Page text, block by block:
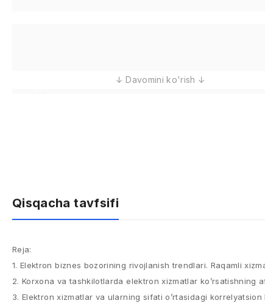
Qisqacha tavfsifi
Reja:​
1. Elektron biznes bozorining rivojlanish trendlari. Raqamli
2. Korxona va tashkilotlarda elektron xizmatlar ko’rsatishning
3. Elektron xizmatlar va ularning sifati o’rtasidagi korrelyatsion